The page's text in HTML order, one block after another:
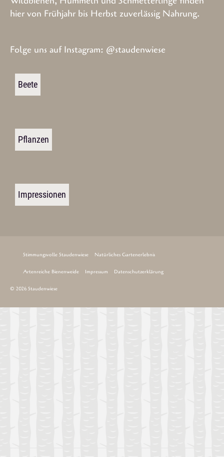
hier von Frühjahr bis Herbst zuverlässig Nahrung.
Folge uns auf Instagram: @staudenwiese
Beete
Pflanzen
Impressionen
Stimmungsvolle Staudenwiese Natürliches Gartenerlebnis
Artenreiche Bienenweide Impressum Datenschutzerklärung
© 2026 Staudenwiese